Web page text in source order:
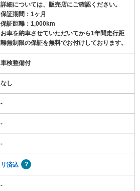
詳細については、販売店にご確認ください。
保証期間：1ヶ月
保証距離：1,000km
お車を納車させていただいてから1年間走行距
離無制限の保証を無料でお付けしております。
車検整備付
なし
-
-
-
リ済込
-